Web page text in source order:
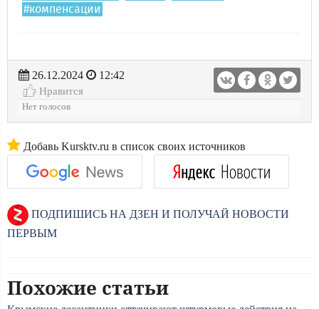
#компенсации
26.12.2024
12:42
Нравится
Нет голосов
Добавь Kursktv.ru в список своих источников
ПОДПИШИСЬ НА ДЗЕН И ПОЛУЧАЙ НОВОСТИ
ПЕРВЫМ
Похожие статьи